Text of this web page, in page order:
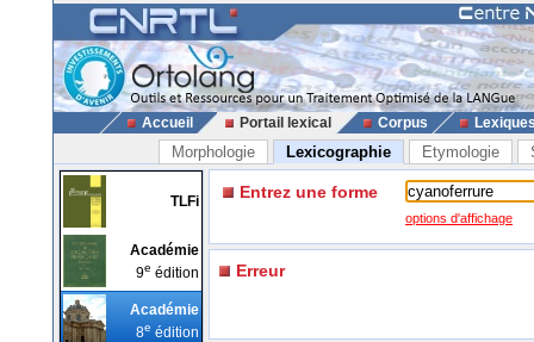
Accueil Portail lexical Corpus
Morphologie Lexicographie Etymologie
TLFi
Académie
9e édition
Académie
8e édition
Entrez une forme
options d'affichage
Erreur